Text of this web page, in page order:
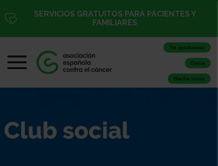
SERVICIOS GRATUITOS PARA PACIENTES Y
FAMILIARES
Te ayudamos
Dona
Hazte socio